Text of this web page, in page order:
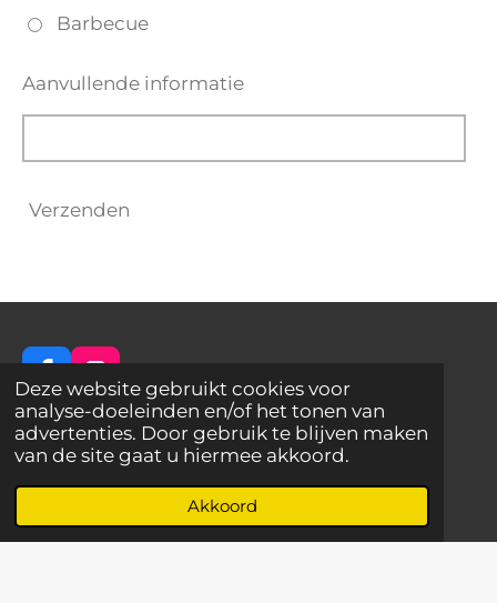
Deze website gebruikt cookies voor
analyse-doeleinden en/of het tonen van
advertenties. Door gebruik te blijven maken
van de site gaat u hiermee akkoord.
Akkoord
Barbecue
Aanvullende informatie
Verzenden
F
a
c
e
b
o
I
n
s
t
a
g
Best Actief - De plek voor jullie unieke uitje!